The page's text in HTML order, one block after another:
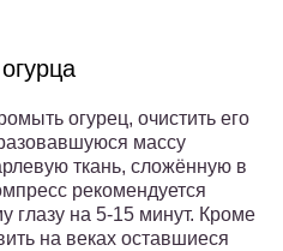
огурец, очистить его
массу
ткань, сложённую в
рекомендуется
глазу на 5-15 минут. Кроме
на веках оставшиеся